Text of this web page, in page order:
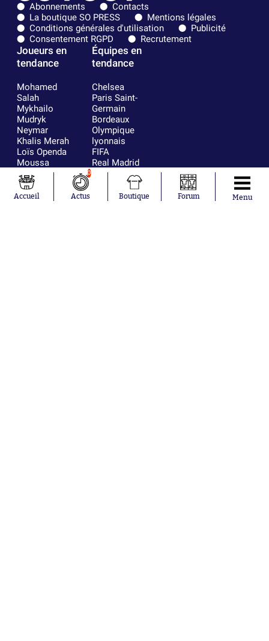
Abonnements
Contacts
La boutique SO PRESS
Mentions légales
Conditions générales d'utilisation
Publicité
Consentement RGPD
Recrutement
Joueurs en
tendance
Mohamed
Salah
Mykhailo
Mudryk
Neymar
Khalis Merah
Loïs Openda
Moussa
Niakhaté
Nicolás
Tagliafico
Équipes en
tendance
Chelsea
Paris Saint-
Germain
Bordeaux
Olympique
lyonnais
FIFA
Real Madrid
RC Strasbourg
AC Milan
Accueil
0
Actus Boutique Forum Menu